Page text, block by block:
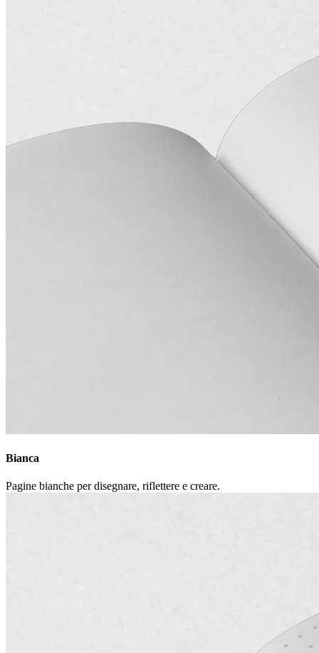
Bianca
Pagine bianche per disegnare, riflettere e creare.